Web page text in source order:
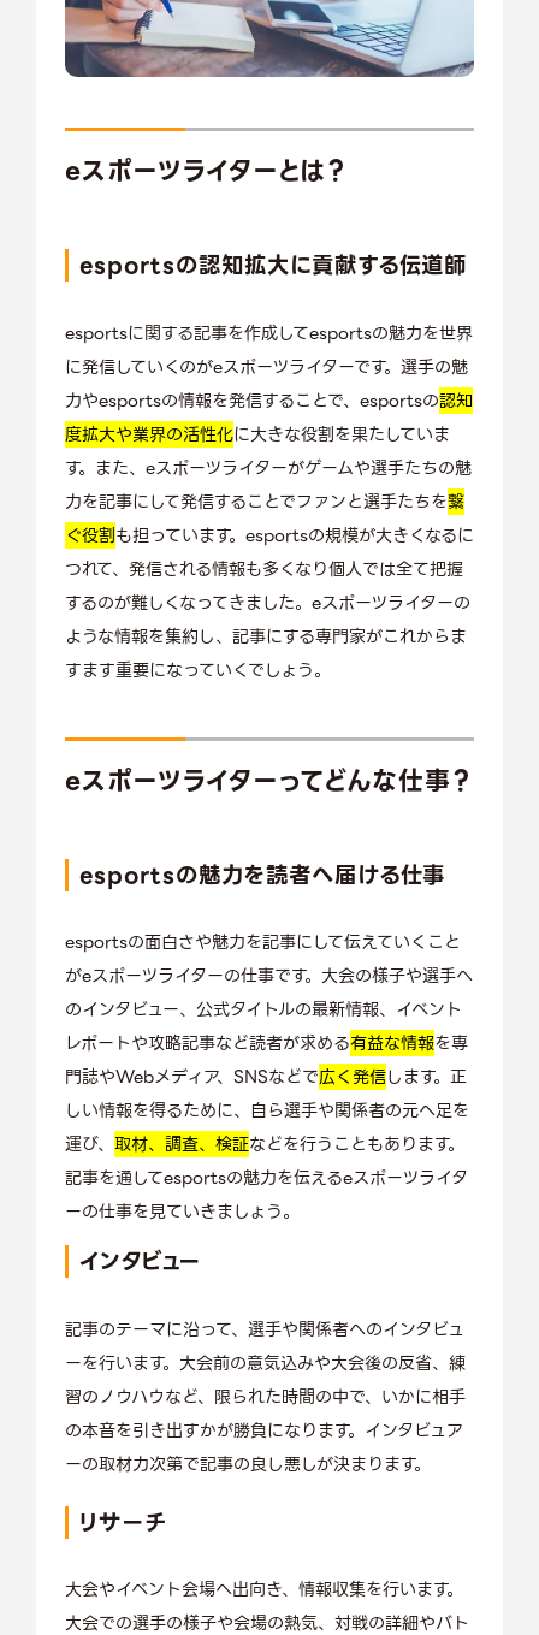
eスポーツライターとは？
esportsの認知拡大に貢献する伝道師
esportsに関する記事を作成してesportsの魅力を世界
に発信していくのがeスポーツライターです。選手の魅
力やesportsの情報を発信することで、esportsの認知
度拡大や業界の活性化に大きな役割を果たしていま
す。また、eスポーツライターがゲームや選手たちの魅
力を記事にして発信することでファンと選手たちを繋
ぐ役割も担っています。esportsの規模が大きくなるに
つれて、発信される情報も多くなり個人では全て把握
するのが難しくなってきました。eスポーツライターの
ような情報を集約し、記事にする専門家がこれからま
すます重要になっていくでしょう。
eスポーツライターってどんな仕事？
esportsの魅力を読者へ届ける仕事
esportsの面白さや魅力を記事にして伝えていくこと
がeスポーツライターの仕事です。大会の様子や選手へ
のインタビュー、公式タイトルの最新情報、イベント
レポートや攻略記事など読者が求める有益な情報を専
門誌やWebメディア、SNSなどで広く発信します。正
しい情報を得るために、自ら選手や関係者の元へ足を
運び、 取材、調査、検証などを行うこともあります。
記事を通してesportsの魅力を伝えるeスポーツライタ
ーの仕事を見ていきましょう。
インタビュー
記事のテーマに沿って、選手や関係者へのインタビュ
ーを行います。大会前の意気込みや大会後の反省、練
習のノウハウなど、限られた時間の中で、いかに相手
の本音を引き出すかが勝負になります。インタビュア
ーの取材力次第で記事の良し悪しが決まります。
リサーチ
大会やイベント会場へ出向き、情報収集を行います。
大会での選手の様子や会場の熱気、対戦の詳細やバト